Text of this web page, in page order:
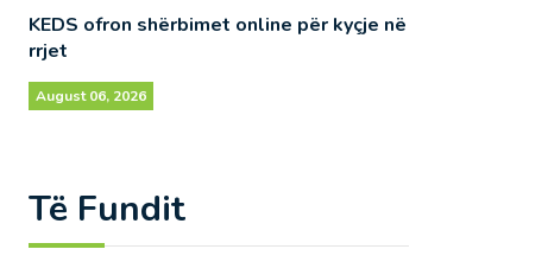
KEDS ofron shërbimet online për kyçje në
rrjet
August 06, 2026
Të Fundit